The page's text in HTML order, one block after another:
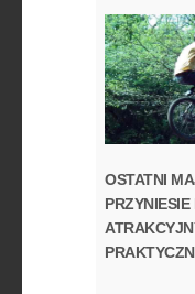
OSTATNI